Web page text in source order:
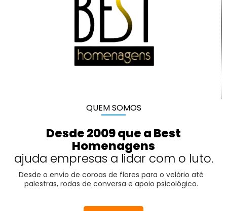
QUEM SOMOS
Desde 2009 que a Best
Homenagens
ajuda empresas a lidar com o luto.
Desde o envio de coroas de flores para o velório até
palestras, rodas de conversa e apoio psicológico.